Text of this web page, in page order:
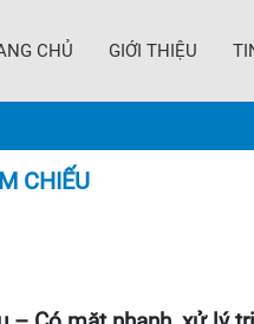
CHỦ GIỚI THIỆU
CHIẾU